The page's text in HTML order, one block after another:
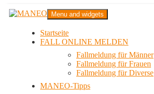
Zum
InhaltMANEO
Das schwule Anti-Gewalt-Projekt in Berlin
Menu and widgets
Startseite
FALL ONLINE MELDEN
Fallmeldung für Männer
Fallmeldung für Frauen
Fallmeldung für Diverse
MANEO-Tipps